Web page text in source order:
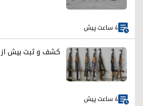
4 ساعت پیش
کشف و ثبت بیش از ۲۵ هزار سلاح در عراق
4 ساعت پیش